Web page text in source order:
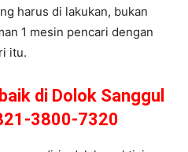
harus di lakukan, bukan
1 mesin pencari dengan
itu.
di Dolok Sanggul
3800-7320